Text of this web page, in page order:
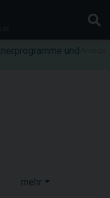
und
mehr